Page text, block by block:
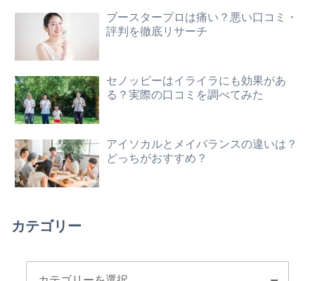
ブースタープロは痛い？悪い口コミ・
評判を徹底リサーチ
セノッピーはイライラにも効果があ
る？実際の口コミを調べてみた
アイソカルとメイバランスの違いは？
どっちがおすすめ？
カテゴリー